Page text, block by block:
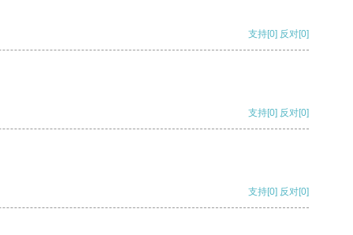
支持[0] 反对[0]
支持[0] 反对[0]
支持[0] 反对[0]